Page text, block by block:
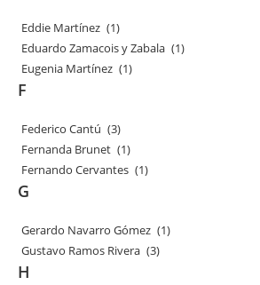
Eddie Martínez (1)
Eduardo Zamacois y Zabala (1)
Eugenia Martínez (1)
F
Federico Cantú (3)
Fernanda Brunet (1)
Fernando Cervantes (1)
G
Gerardo Navarro Gómez (1)
Gustavo Ramos Rivera (3)
H